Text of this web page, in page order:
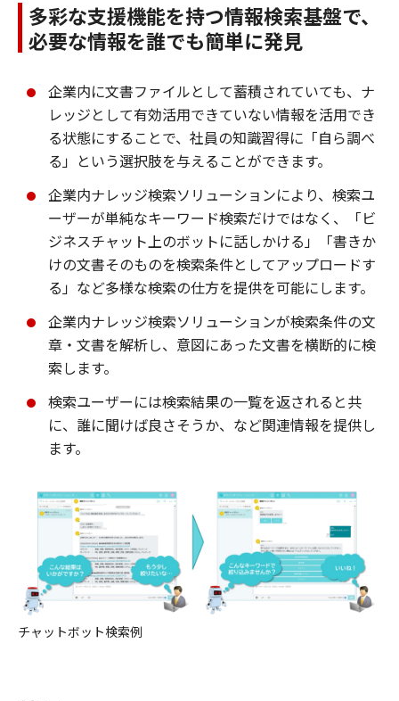
多彩な支援機能を持つ情報検索基盤で、
必要な情報を誰でも簡単に発見
企業内に文書ファイルとして蓄積されていても、ナ
レッジとして有効活用できていない情報を活用でき
る状態にすることで、社員の知識習得に「自ら調べ
る」という選択肢を与えることができます。
企業内ナレッジ検索ソリューションにより、検索ユ
ーザーが単純なキーワード検索だけではなく、「ビ
ジネスチャット上のボットに話しかける」「書きか
けの文書そのものを検索条件としてアップロードす
る」など多様な検索の仕方を提供を可能にします。
企業内ナレッジ検索ソリューションが検索条件の文
章・文書を解析し、意図にあった文書を横断的に検
索します。
検索ユーザーには検索結果の一覧を返されると共
に、誰に聞けば良さそうか、など関連情報を提供し
ます。
チャットボット検索例